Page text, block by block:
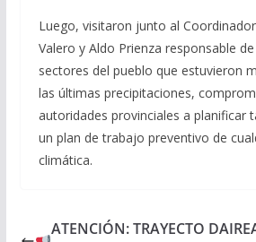
Luego, visitaron junto al
Valero y Aldo Prienza responsable
sectores del pueblo que estuvieron
las últimas precipitaciones,
autoridades provinciales a planificar
un plan de trabajo preventivo de
climática.
ATENCIÓN: TRAYECTO